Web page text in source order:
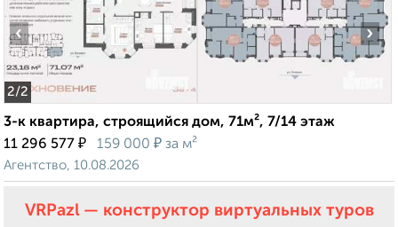
2/2
‹ ›
3-к квартира, строящийся дом, 71м², 7/14 этаж
11 296 577 ₽ 159 000 ₽ за м²
Агентство, 10.08.2026
VRPazl — конструктор виртуальных туров